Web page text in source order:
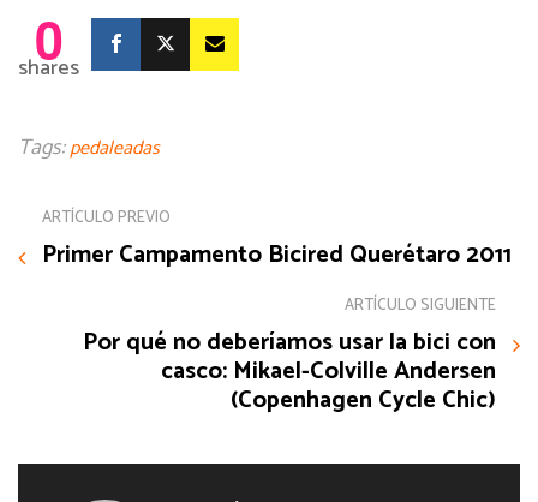
0
shares
Tags:pedaleadas
ARTÍCULO PREVIO
Primer Campamento Bicired Querétaro 2011
ARTÍCULO SIGUIENTE
Por qué no deberíamos usar la bici con
casco: Mikael-Colville Andersen
(Copenhagen Cycle Chic)